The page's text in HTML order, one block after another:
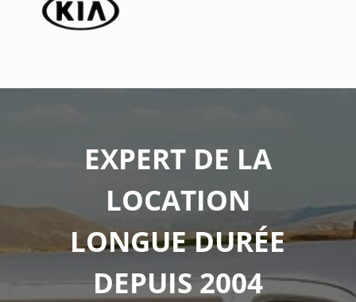
EXPERT DE LA
LOCATION
LONGUE DURÉE
DEPUIS 2004